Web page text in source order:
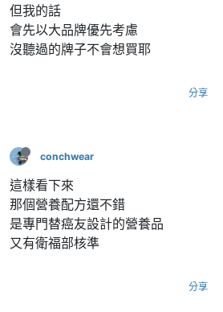
但我的話
會先以大品牌優先考慮
沒聽過的牌子不會想買耶
分享
conchwear
這樣看下來
那個營養配方還不錯
是專門替癌友設計的營養品
又有衛福部核準
分享